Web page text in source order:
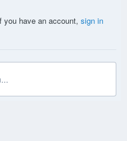
you have an account, sign in